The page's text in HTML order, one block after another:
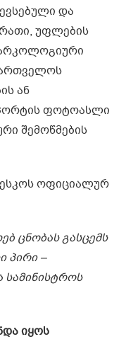
და
უფლების
ან
ფოტოასლი
შემოწმების
ოფიციალურ
ცნობას გასცემს
პირი –
სამინისტროს
იყოს